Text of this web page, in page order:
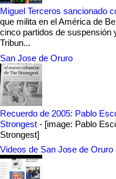
Miguel Terceros sancionado
que milita en el América de
cinco partidos de suspensión
Tribun...
San Jose de Oruro
Recuerdo de 2005: Pablo
Strongest - [image: Pablo
Strongest]
Videos de San Jose de Oruro